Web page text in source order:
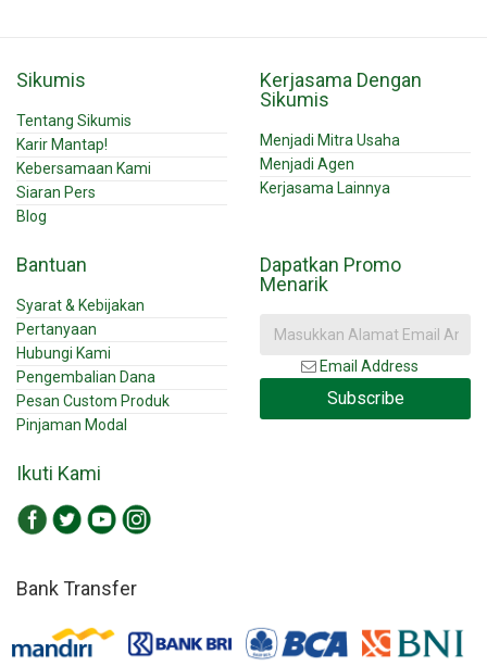
Sikumis
Tentang Sikumis
Karir Mantap!
Kebersamaan Kami
Siaran Pers
Blog
Kerjasama Dengan
Sikumis
Menjadi Mitra Usaha
Menjadi Agen
Kerjasama Lainnya
Bantuan
Syarat & Kebijakan
Pertanyaan
Hubungi Kami
Pengembalian Dana
Pesan Custom Produk
Pinjaman Modal
Dapatkan Promo
Menarik
Email Address
Subscribe
Ikuti Kami
Bank Transfer